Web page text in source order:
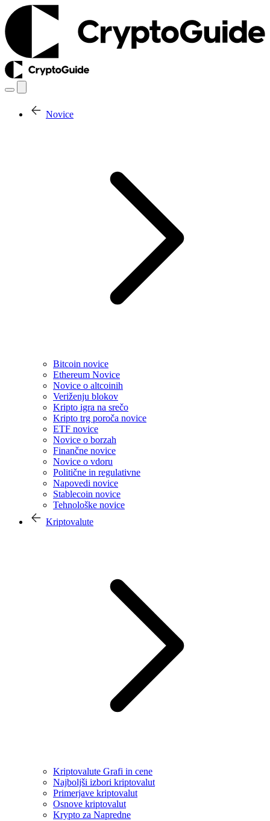
Novice
Bitcoin novice
Ethereum Novice
Novice o altcoinih
Veriženju blokov
Kripto igra na srečo
Kripto trg poroča novice
ETF novice
Novice o borzah
Finančne novice
Novice o vdoru
Politične in regulativne
Napovedi novice
Stablecoin novice
Tehnološke novice
Kriptovalute
Kriptovalute Grafi in cene
Najboljši izbori kriptovalut
Primerjave kriptovalut
Osnove kriptovalut
Krypto za Napredne